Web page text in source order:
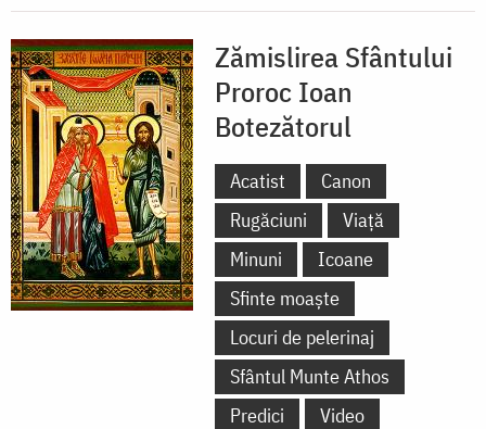
Zămislirea Sfântului
Proroc Ioan
Botezătorul
Acatist
Canon
Rugăciuni
Viață
Minuni
Icoane
Sfinte moaște
Locuri de pelerinaj
Sfântul Munte Athos
Predici
Video